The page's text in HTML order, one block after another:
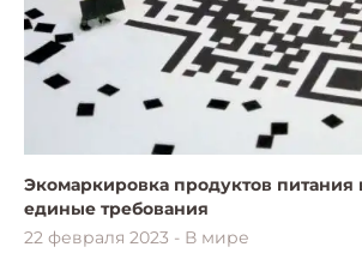
Экомаркировка продуктов питания
22 февраля 2023 - В мире